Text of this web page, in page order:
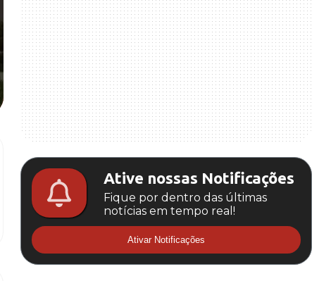
Ative nossas Notificações
Fique por dentro das últimas
notícias em tempo real!
Ativar Notificações